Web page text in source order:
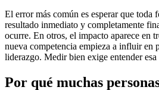
El error más común es esperar que toda
resultado inmediato y completamente
ocurre. En otros, el impacto aparece en
nueva competencia empieza a influir en
liderazgo. Medir bien exige entender
Por qué muchas